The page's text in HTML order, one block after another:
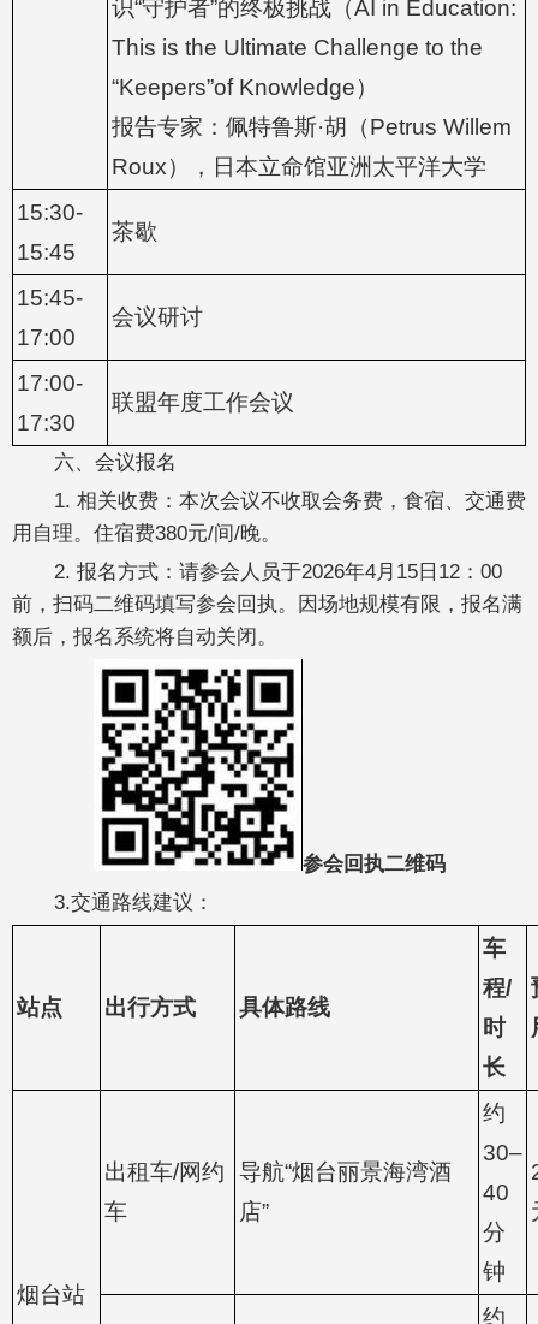
识“守护者”的终极挑战（AI in Education:
This is the Ultimate Challenge to the
“Keepers”of Knowledge）
报告专家：佩特鲁斯·胡（Petrus Willem
Roux），日本立命馆亚洲太平洋大学
15:30-
15:45
茶歇
15:45-
17:00
会议研讨
17:00-
17:30
联盟年度工作会议
六、会议报名
1. 相关收费：本次会议不收取会务费，食宿、交通费
用自理。住宿费380元/间/晚。
2. 报名方式：请参会人员于2026年4月15日12：00
前，扫码二维码填写参会回执。因场地规模有限，报名满
额后，报名系统将自动关闭。
参会回执二维码
3.交通路线建议：
站点 出行方式 具体路线
车
程/
时
长
烟台站
出租车/网约
车
导航“烟台丽景海湾酒
店”
约
30–
40
分
钟
约